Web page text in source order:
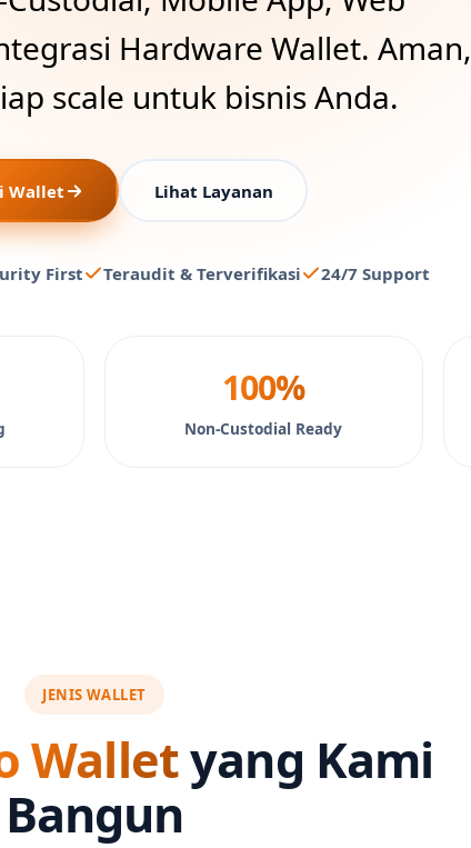
Hardware Wallet. Aman,
scale untuk bisnis Anda.
Wallet Lihat Layanan
First Teraudit & Terverifikasi 24/7 Support
100%
Non-Custodial Ready
JENIS WALLET
Walletyang Kami
Bangun